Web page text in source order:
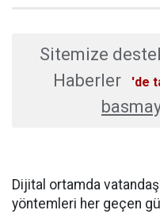
Sitemize
Haberler
'de
Dijital ortamda
yöntemleri her geçen